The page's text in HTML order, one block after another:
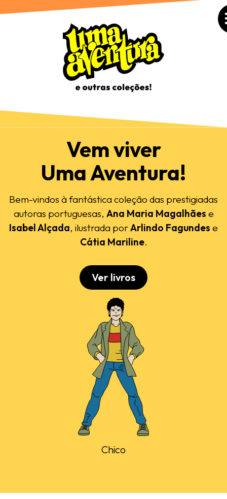
Vem viver
Uma Aventura!
Bem-vindos à fantástica coleção das prestigiadas
autoras portuguesas, Ana Maria Magalhães e
Isabel Alçada, ilustrada porArlindo Fagundes e
Cátia Mariline.
Ver livros
Chico